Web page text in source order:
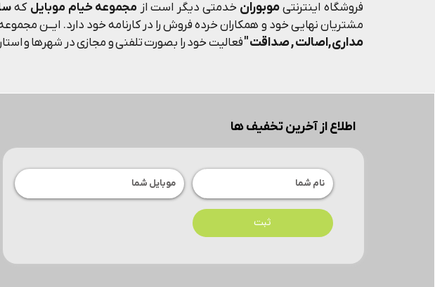
فروشگاه اینترنتیموبوران خدمتی دیگر است از مجموعه خیام موبایل که
مشتریان نهایی خود و همکاران خرده فروش را در کارنامه خود دارد. ایــن
مداری,اصالت , صداقت "فعالیت خود را بصورت تلفنی و مجازی در شهرها و
اطلاع از آخرین تخفیف ها
ثبت